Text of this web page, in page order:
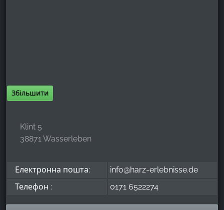
Збільшити
Klint 5
38871 Wasserleben
Електронна пошта:
info@harz-erlebnisse.de
Телефон :
0171 6522274
Purpose:
Збір статистики про використання веб-сайту
24 години - 2 роки